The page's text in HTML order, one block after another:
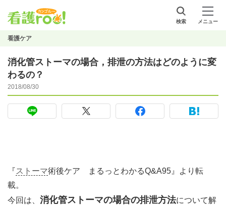
検索 メニュー
看護ケア
消化管ストーマの場合，排泄の方法はどのように変
わるの？
2018/08/30
『ストーマ術後ケア まるっとわかるQ&A95』より転
載。
今回は、 消化管ストーマの場合の排泄方法について解